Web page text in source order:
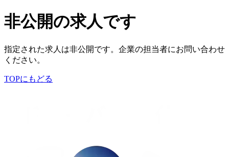
非公開の求人です
指定された求人は非公開です。企業の担当者にお問い合わせ
ください。
TOPにもどる